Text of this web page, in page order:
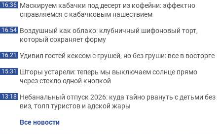
16:36 Маскируем кабачки под десерт из кофейни: эффектно
справляемся с кабачковым нашествием
16:54 Воздушный как облако: клубничный шифоновый торт,
который сохраняет форму
16:21 Удивил гостей кексом с грушей, но без груши: все в восторге
15:31 Шторы устарели: теперь мы выключаем солнце прямо
через стекло одной кнопкой
13:18 Небанальный отпуск 2026: куда тайно рвануть с детьми без
виз, толп туристов и адской жары
Все новости